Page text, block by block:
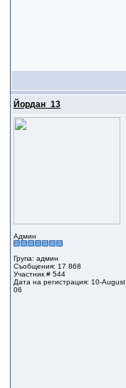
Йордан_13
Админ
Група: админ
Съобщения: 17 868
Участник # 544
Дата на регистрация: 10-August
06